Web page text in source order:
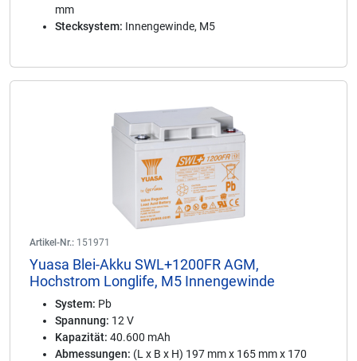
mm
Stecksystem: Innengewinde, M5
Artikel-Nr.: 151971
Yuasa Blei-Akku SWL+1200FR AGM,
Hochstrom Longlife, M5 Innengewinde
System: Pb
Spannung: 12 V
Kapazität: 40.600 mAh
Abmessungen: (L x B x H) 197 mm x 165 mm x 170